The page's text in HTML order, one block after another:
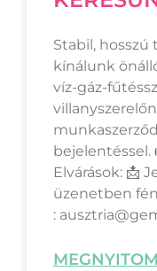
Stabil,
kínálunk
víz-gáz-
Elvárások: 📩
üzenetben
:
MEGNYITOM